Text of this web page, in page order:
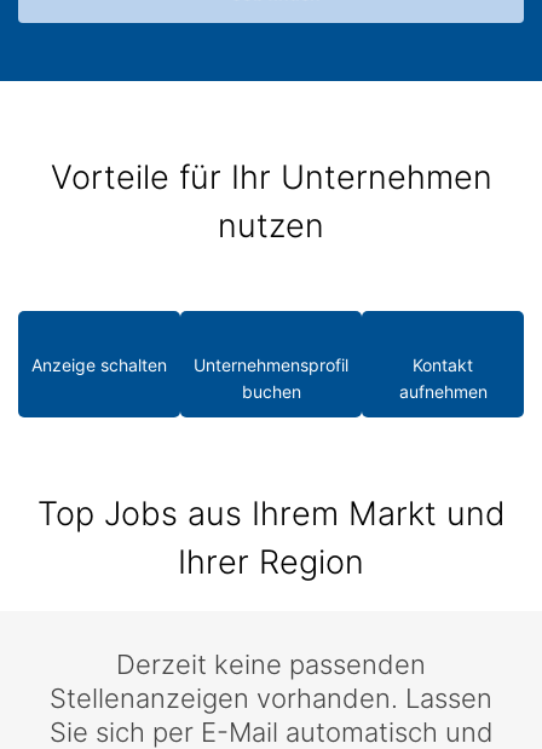
Vorteile für Ihr Unternehmen
nutzen
Anzeige schalten
Unternehmensprofil
buchen
Kontakt
aufnehmen
Top Jobs aus Ihrem Markt und
Ihrer Region
Derzeit keine passenden
Stellenanzeigen vorhanden. Lassen
Sie sich per E-Mail automatisch und